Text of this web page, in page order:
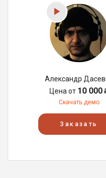
Александр
Цена от 10 000
Скачать демо
Заказать